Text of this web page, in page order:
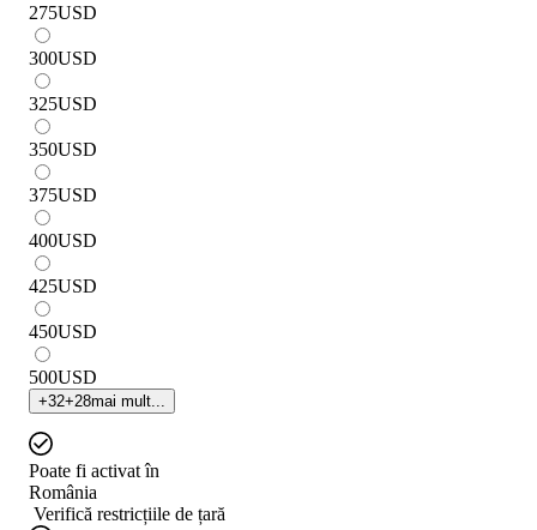
275USD
300USD
325USD
350USD
375USD
400USD
425USD
450USD
500USD
+32+28mai mult...
Poate fi activat în
România
Verifică restricțiile de țară